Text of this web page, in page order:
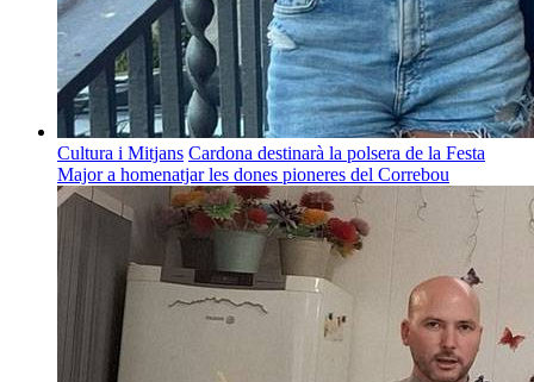
Cultura i Mitjans Cardona destinarà la polsera de la Festa
Major a homenatjar les dones pioneres del Correbou